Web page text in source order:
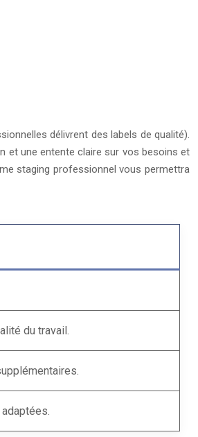
délivrent des labels de qualité).
et une entente claire sur vos besoins et
staging professionnel vous permettra
du travail.